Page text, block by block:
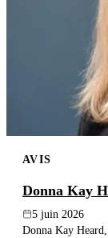
AVIS
Donna Kay
5 juin 2026
Donna Kay